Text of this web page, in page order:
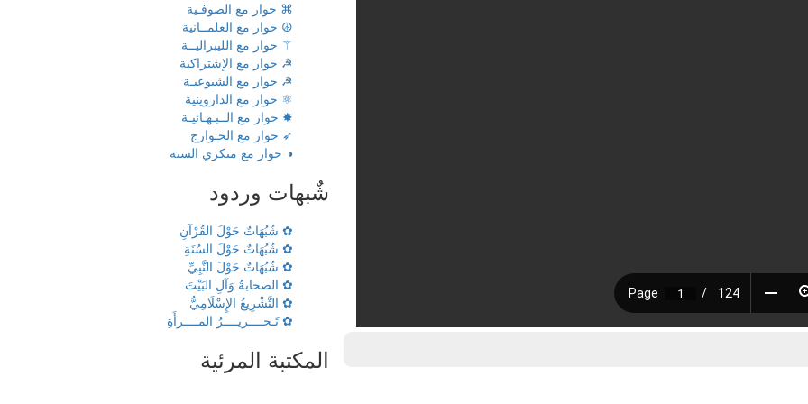
⌘ حوار مع الصوفـية
☮ حوار مع العلمــانية
⚚ حوار مع الليبراليــة
☭ حوار مع الإشتراكية
☭ حوار مع الشيوعيـة
⚛ حوار مع الداروينية
✸ حوار مع الــبـهـائيـة
➶ حوار مع الخـوارج
◑ حوار مع منكري السنة
شٌبهات وردود
✿ شُبُهَاتٌ حَوْلَ القُرْآنِ
✿ شُبُهَاتٌ حَوْلَ السُنَةِ
✿ شُبُهَاتٌ حَوْلَ النَّبِيِّ
✿ الصحابةُ وَآلِ البَيْتَ
✿ التَّشْرِيعُ الإِسْلَامِيُّ
✿ تَـحــــريــــرُ المــــرأَةِ
المكتبة المرئية